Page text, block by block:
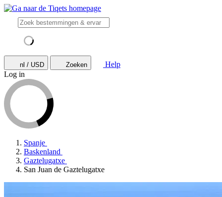
nl / USD Zoeken
Help
Log in
Spanje
Baskenland
Gaztelugatxe
San Juan de Gaztelugatxe